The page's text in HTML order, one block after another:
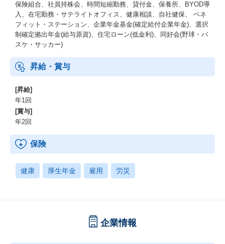
保険組合、社員持株会、時間短縮勤務、貸付金、保養所、BYOD導
入、在宅勤務・サテライトオフィス、健康相談、自社健保、 ベネ
フィット・ステーション、企業年金基金(確定給付企業年金)、選択
制確定拠出年金(給与原資)、住宅ローン(低金利)、同好会(野球・バ
スケ・サッカー)
昇給・賞与
[昇給]
年1回
[賞与]
年2回
保険
健康 厚生年金 雇用 労災
企業情報